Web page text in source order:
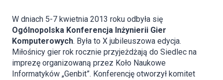
W dniach 5-7 kwietnia 2013 roku odbyła się
Ogólnopolska Konferencja Inżynierii Gier
Komputerowych. Była to X jubileuszowa edycja.
Miłośnicy gier rok rocznie przyjeżdżają do Siedlec na
imprezę organizowaną przez Koło Naukowe
Informatyków „Genbit”. Konferencję otworzył komitet